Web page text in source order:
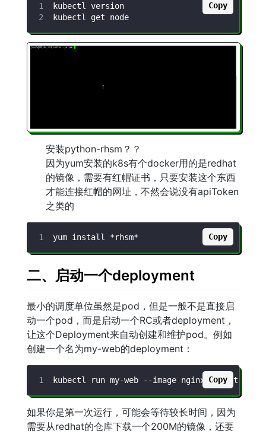
kubectl version
kubectl get node
Copy
安装python-rhsm？？
因为yum安装的k8s有个docker用的是redhat
的镜像，需要有红帽证书，只要安装这个东西
才能连接红帽的网址，不然会说没有apiToken
之类的
Copy
二、启动一个deployment
最小的调度单位虽然是pod，但是一般不是直接启
动一个pod，而是启动一个RC或者deployment，
让这个Deployment来自动创建和维护pod。例如
创建一个名为my-web的deployment：
Copy
如果你是第一次运行，可能会等待较长时间，因为
需要从redhat的仓库下载一个200M的镜像，还要